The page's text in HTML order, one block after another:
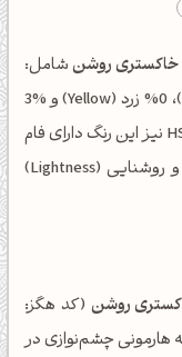
خاکستری روشنشامل:
%1 فیروزه‌ای (Cyan)، %0 سرخابی (Magenta)، %0 زرد (Yellow) و %3
مشکی (Key/Black) است. در فضای رنگی HSL نیز این رنگ دارای فام
(Hue) 200° درجه، اشباع (Saturation) 18% و روشنایی (Lightness)
روشن (کد هگز:
هارمونی چشم‌نوازی در